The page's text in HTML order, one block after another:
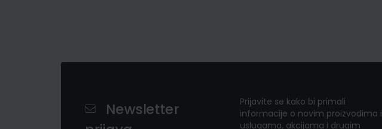
Newsletter
Prijavite se kako bi primali
informacije o novim proizvodima i
uslugama, akcijama i drugim